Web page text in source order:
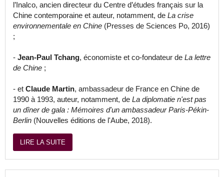
l’Inalco, ancien directeur du Centre d’études français sur la
Chine contemporaine et auteur, notamment, de La crise
environnementale en Chine (Presses de Sciences Po, 2016)
;
- Jean-Paul Tchang, économiste et co-fondateur de La lettre
de Chine ;
- et Claude Martin, ambassadeur de France en Chine de
1990 à 1993, auteur, notamment, de La diplomatie n'est pas
un dîner de gala : Mémoires d'un ambassadeur Paris-Pékin-
Berlin (Nouvelles éditions de l'Aube, 2018).
LIRE LA SUITE